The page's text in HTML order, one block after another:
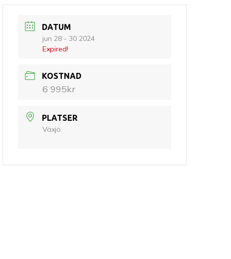
DATUM
jun 28 - 30 2024
Expired!
KOSTNAD
6 995kr
PLATSER
Växjö